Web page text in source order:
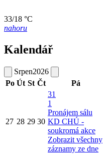
33/18 °C
nahoru
Kalendář
Srpen2026
Po Út St Čt Pá
27 28 29 30
31
1
Pronájem sálu
KD CHÚ -
soukromá akce
Zobrazit všechny
záznamy ze dne